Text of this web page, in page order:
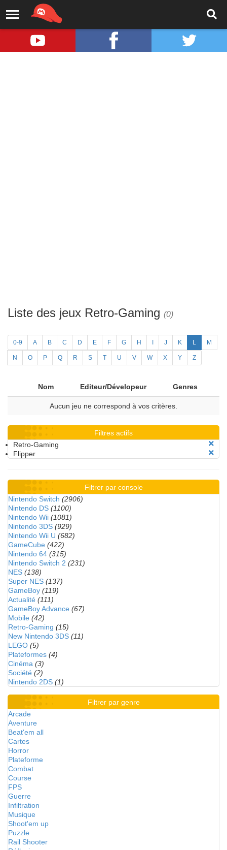
Liste des jeux Retro-Gaming (0)
0-9 A B C D E F G H J K L M
N O P Q R S T U V W X Y Z
Nom Editeur/Dévelopeur Genres
Aucun jeu ne correspond à vos critères.
Filtres actifs
Retro-Gaming
Flipper
Filtrer par console
Nintendo Switch (2906)
Nintendo DS (1100)
Nintendo Wii (1081)
Nintendo 3DS (929)
Nintendo Wii U (682)
GameCube (422)
Nintendo 64 (315)
Nintendo Switch 2 (231)
NES (138)
Super NES (137)
GameBoy (119)
Actualité (111)
GameBoy Advance (67)
Mobile (42)
Retro-Gaming (15)
New Nintendo 3DS (11)
LEGO (5)
Plateformes (4)
Cinéma (3)
Société (2)
Nintendo 2DS (1)
Filtrer par genre
Arcade
Aventure
Beat'em all
Cartes
Horror
Plateforme
Combat
Course
FPS
Guerre
Infiltration
Musique
Shoot'em up
Puzzle
Rail Shooter